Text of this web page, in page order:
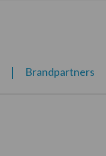
Brandpartners